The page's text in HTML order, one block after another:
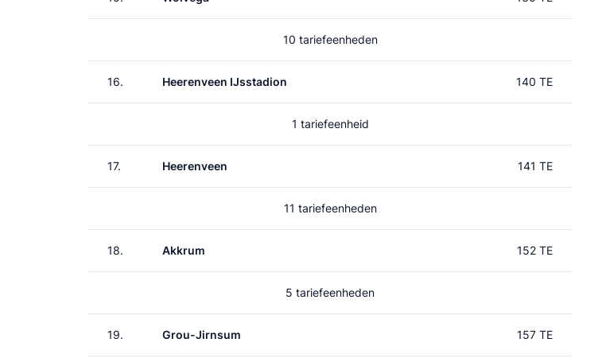
10 tariefeenheden
16. Heerenveen IJsstadion 140 TE
1 tariefeenheid
17. Heerenveen 141 TE
11 tariefeenheden
18. Akkrum 152 TE
5 tariefeenheden
19. Grou-Jirnsum 157 TE